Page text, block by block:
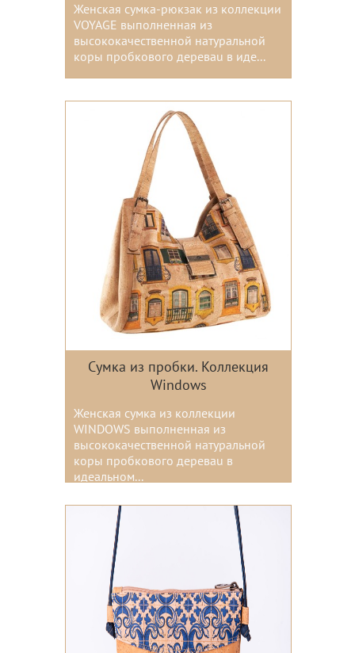
Женская сумка-рюкзак из коллекции
VOYAGE выполненная из
высококачественной натуральной
коры пробкового дереваu в иде...
Цвета:
Сумка из пробки. Коллекция
Windows
Женская сумка из коллекции
WINDOWS выполненная из
высококачественной натуральной
коры пробкового дереваu в
идеальном...
Цвета: